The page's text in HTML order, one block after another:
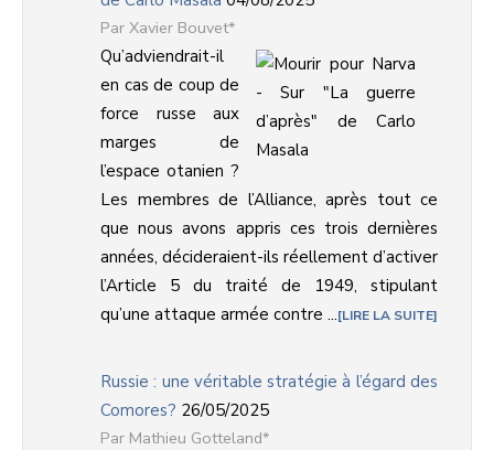
Xavier Bouvet*
Qu’adviendrait-il
en cas de coup de
force russe aux
marges de
l’espace otanien ?
Les membres de l’Alliance, après tout ce
que nous avons appris ces trois dernières
années, décideraient-ils réellement d’activer
l’Article 5 du traité de 1949, stipulant
qu’une attaque armée contre ... LIRE LA SUITE
Russie : une véritable stratégie à l’égard des
Comores? 26/05/2025
Mathieu Gotteland*